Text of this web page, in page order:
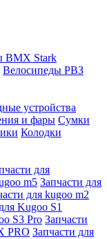
BMX Stark
Велосипеды РВЗ
устройства
и фары Сумки
Колодки
для
m5 Запчасти для
для kugoo m2
Kugoo S1
S3 Pro Запчасти
PRO Запчасти для